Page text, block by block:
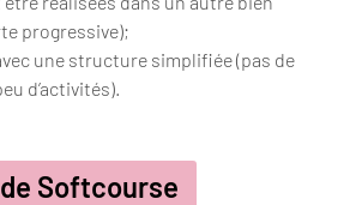
progressive);
une structure simplifiée (pas de
d’activités).
Softcourse